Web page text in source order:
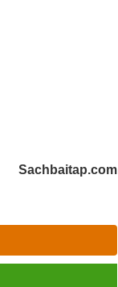
Sachbaitap.com